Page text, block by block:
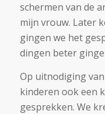
schermen van de
mijn vrouw. Later
gingen we het
dingen beter
Op uitnodiging
kinderen ook een
gesprekken. We